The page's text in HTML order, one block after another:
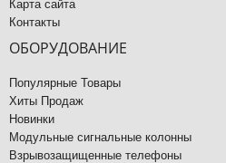
Карта сайта
Контакты
ОБОРУДОВАНИЕ
Популярные Товары
Хиты Продаж
Новинки
Модульные сигнальные колонны
Взрывозащищенные телефоны